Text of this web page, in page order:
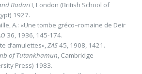
BadariI, London (British School of
1927.
A.: «Une tombe gréco–romaine de Deir
36, 1936, 145‑174.
d’amulettes»,ZÄS45, 1908, 1421.
of Tutankhamun, Cambridge
Press) 1983.